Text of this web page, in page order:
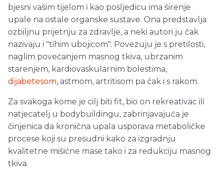
bjesni vašim tijelom i kao posljedicu ima širenje
upale na ostale organske sustave. Ona predstavlja
ozbiljnu prijetnju za zdravlje, a neki autori ju čak
nazivaju i "tihim ubojicom". Povezuju je s pretilosti,
naglim povećanjem masnog tkiva, ubrzanim
starenjem, kardiovaskularnim bolestima,
dijabetesom, astmom, artritisom pa čak i s rakom.
Za svakoga kome je cilj biti fit, bio on rekreativac ili
natjecatelj u bodybuildingu, zabrinjavajuća je
činjenica da kronična upala usporava metaboličke
procese koji su presudni kako za izgradnju
kvalitetne mišićne mase tako i za redukciju masnog
tkiva.